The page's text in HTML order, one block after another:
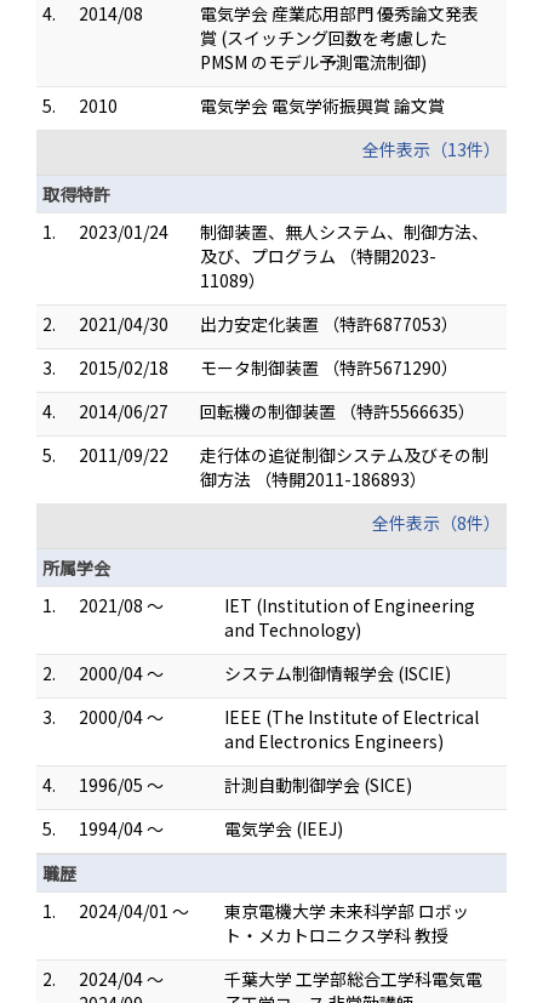
4.
2014/08
電気学会 産業応用部門 優秀論文発表
賞 (スイッチング回数を考慮した
PMSM のモデル予測電流制御)
5.
2010
電気学会 電気学術振興賞 論文賞
全件表示（13件）
取得特許
1.
2023/01/24
制御装置、無人システム、制御方法、
及び、プログラム （特開2023-
11089）
2.
2021/04/30
出力安定化装置 （特許6877053）
3.
2015/02/18
モータ制御装置 （特許5671290）
4.
2014/06/27
回転機の制御装置 （特許5566635）
5.
2011/09/22
走行体の追従制御システム及びその制
御方法 （特開2011-186893）
全件表示（8件）
所属学会
1.
2021/08 ～
IET (Institution of Engineering
and Technology)
2.
2000/04 ～
システム制御情報学会 (ISCIE)
3.
2000/04 ～
IEEE (The Institute of Electrical
and Electronics Engineers)
4.
1996/05 ～
計測自動制御学会 (SICE)
5.
1994/04 ～
電気学会 (IEEJ)
職歴
1.
2024/04/01 ～
東京電機大学 未来科学部 ロボッ
ト・メカトロニクス学科 教授
2.
2024/04 ～
千葉大学 工学部総合工学科電気電